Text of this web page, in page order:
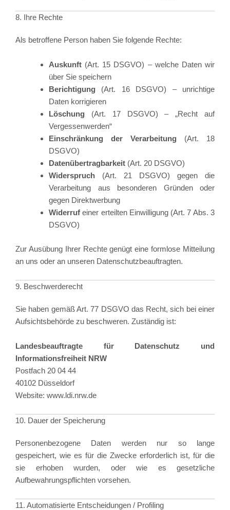
8. Ihre Rechte
Als betroffene Person haben Sie folgende Rechte:
Auskunft (Art. 15 DSGVO) – welche Daten wir
über Sie speichern
Berichtigung (Art. 16 DSGVO) – unrichtige
Daten korrigieren
Löschung (Art. 17 DSGVO) – „Recht auf
Vergessenwerden“
Einschränkung der Verarbeitung (Art. 18
DSGVO)
Datenübertragbarkeit (Art. 20 DSGVO)
Widerspruch (Art. 21 DSGVO) gegen die
Verarbeitung aus besonderen Gründen oder
gegen Direktwerbung
Widerruf einer erteilten Einwilligung (Art. 7 Abs. 3
DSGVO)
Zur Ausübung Ihrer Rechte genügt eine formlose Mitteilung
an uns oder an unseren Datenschutzbeauftragten.
9. Beschwerderecht
Sie haben gemäß Art. 77 DSGVO das Recht, sich bei einer
Aufsichtsbehörde zu beschweren. Zuständig ist:
Landesbeauftragte für Datenschutz und
Informationsfreiheit NRW
Postfach 20 04 44
40102 Düsseldorf
Website: www.ldi.nrw.de
10. Dauer der Speicherung
Personenbezogene Daten werden nur so lange
gespeichert, wie es für die Zwecke erforderlich ist, für die
sie erhoben wurden, oder wie es gesetzliche
Aufbewahrungspflichten vorsehen.
11. Automatisierte Entscheidungen / Profiling